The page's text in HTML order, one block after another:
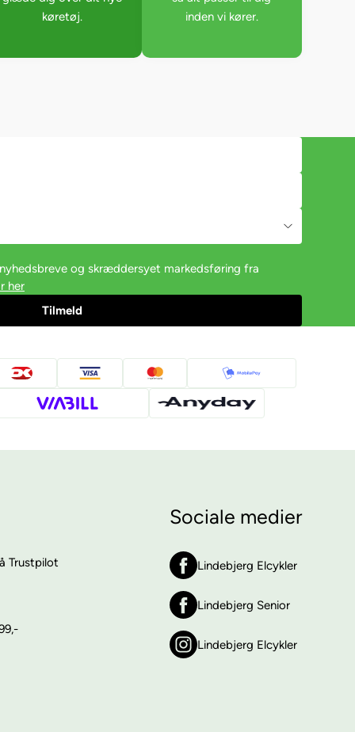
køretøj.
inden vi kører.
og skræddersyet markedsføring fra
her
Trustpilot
Sociale medier
Lindebjerg Elcykler
Lindebjerg Senior
Lindebjerg Elcykler